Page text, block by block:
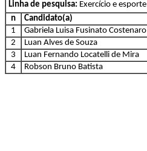
Linha de pesquisa: Exercício e esporte
n
Candidato(a)
1
Gabriela Luisa Fusinato Costenaro
2
Luan Alves de Souza
3
Luan Fernando Locatelli de Mira
4
Robson Bruno Batista